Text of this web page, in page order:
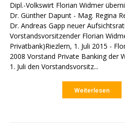
Dipl.-Volkswirt Florian Widmer
Dr. Günther Dapunt - Mag. Regina
Dr. Andreas Gapp neuer
Vorstandsvorsitzender Florian
Privatbank)Riezlern, 1. Juli 2015 -
2008 Vorstand Private Banking der
1. Juli den Vorstandsvorsitz...
Weiterlesen